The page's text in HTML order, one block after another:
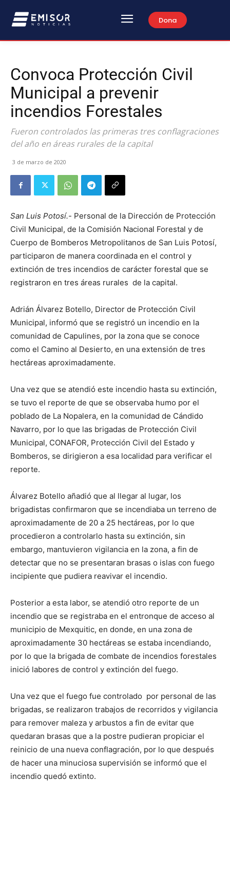
Dona
Convoca Protección Civil
Municipal a prevenir
incendios Forestales
Fueron controlados las primeras tres conflagraciones
del año en áreas rurales de la capital
3 de marzo de 2020
San Luis Potosí.- Personal de la Dirección de Protección
Civil Municipal, de la Comisión Nacional Forestal y de
Cuerpo de Bomberos Metropolitanos de San Luis Potosí,
participaron de manera coordinada en el control y
extinción de tres incendios de carácter forestal que se
registraron en tres áreas rurales de la capital.
Adrián Álvarez Botello, Director de Protección Civil
Municipal, informó que se registró un incendio en la
comunidad de Capulines, por la zona que se conoce
como el Camino al Desierto, en una extensión de tres
hectáreas aproximadamente.
Una vez que se atendió este incendio hasta su extinción,
se tuvo el reporte de que se observaba humo por el
poblado de La Nopalera, en la comunidad de Cándido
Navarro, por lo que las brigadas de Protección Civil
Municipal, CONAFOR, Protección Civil del Estado y
Bomberos, se dirigieron a esa localidad para verificar el
reporte.
Álvarez Botello añadió que al llegar al lugar, los
brigadistas confirmaron que se incendiaba un terreno de
aproximadamente de 20 a 25 hectáreas, por lo que
procedieron a controlarlo hasta su extinción, sin
embargo, mantuvieron vigilancia en la zona, a fin de
detectar que no se presentaran brasas o islas con fuego
incipiente que pudiera reavivar el incendio.
Posterior a esta labor, se atendió otro reporte de un
incendio que se registraba en el entronque de acceso al
municipio de Mexquitic, en donde, en una zona de
aproximadamente 30 hectáreas se estaba incendiando,
por lo que la brigada de combate de incendios forestales
inició labores de control y extinción del fuego.
Una vez que el fuego fue controlado por personal de las
brigadas, se realizaron trabajos de recorridos y vigilancia
para remover maleza y arbustos a fin de evitar que
quedaran brasas que a la postre pudieran propiciar el
reinicio de una nueva conflagración, por lo que después
de hacer una minuciosa supervisión se informó que el
incendio quedó extinto.